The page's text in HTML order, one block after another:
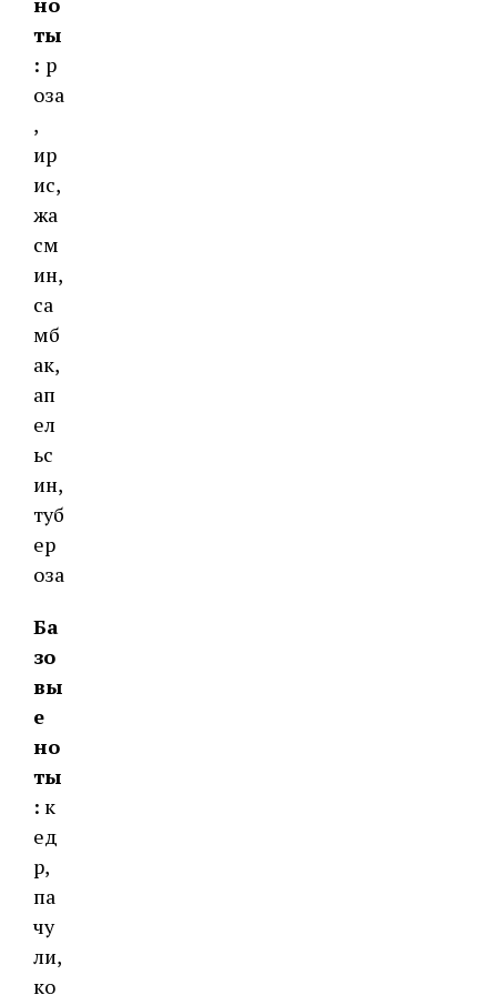
ты
: р
оза
,
ир
ис,
жа
см
ин,
са
мб
ак,
ап
ел
ьс
ин,
туб
ер
оза
Ба
зо
вы
е
но
ты
: к
ед
р,
па
чу
ли,
ко